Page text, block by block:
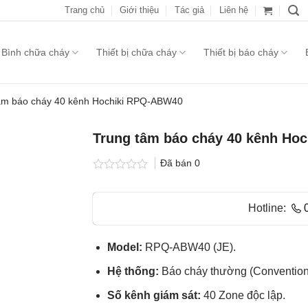
Trang chủ Giới thiệu Tác giả Liên hệ
Bình chữa cháy Thiết bị chữa cháy Thiết bị báo cháy
báo cháy 40 kênh Hochiki RPQ-ABW40
Trung tâm báo cháy 40 kênh
xếp
5
Đã bán 0
Hotline:
Model: RPQ-ABW40 (JE).
Hệ thống: Báo cháy thường
Số kênh giám sát: 40 Zone độc lập.